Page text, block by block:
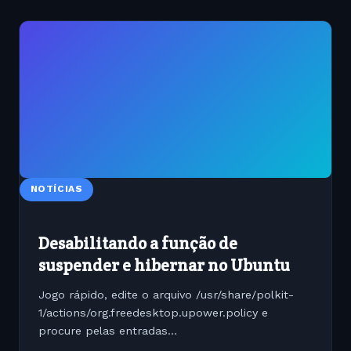
NOTÍCIAS
Desabilitando a função de
suspender e hibernar no Ubuntu
Jogo rápido, edite o arquivo /usr/share/polkit-
1/actions/org.freedesktop.upower.policy e
procure pelas entradas